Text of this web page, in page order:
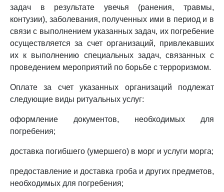
задач в результате увечья (ранения, травмы,
контузии), заболевания, полученных ими в период и в
связи с выполнением указанных задач, их погребение
осуществляется за счет организаций, привлекавших
их к выполнению специальных задач, связанных с
проведением мероприятий по борьбе с терроризмом.
Оплате за счет указанных организаций подлежат
следующие виды ритуальных услуг:
оформление документов, необходимых для
погребения;
доставка погибшего (умершего) в морг и услуги морга;
предоставление и доставка гроба и других предметов,
необходимых для погребения;